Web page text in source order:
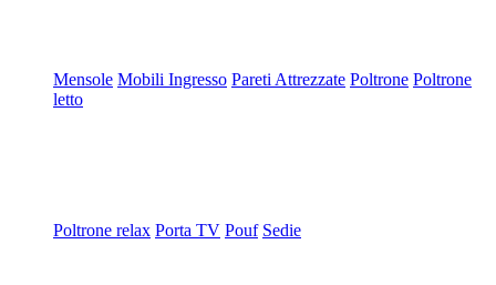
Mensole Mobili Ingresso Pareti Attrezzate Poltrone Poltrone
letto
Poltrone relax Porta TV Pouf Sedie